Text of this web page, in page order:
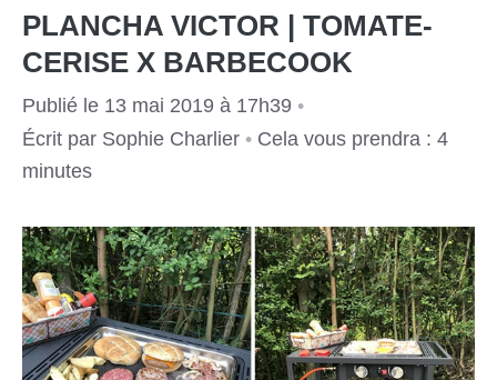
PLANCHA VICTOR | TOMATE-
CERISE X BARBECOOK
Publié le 13 mai 2019 à 17h39 •
Écrit par Sophie Charlier • Cela vous prendra : 4
minutes